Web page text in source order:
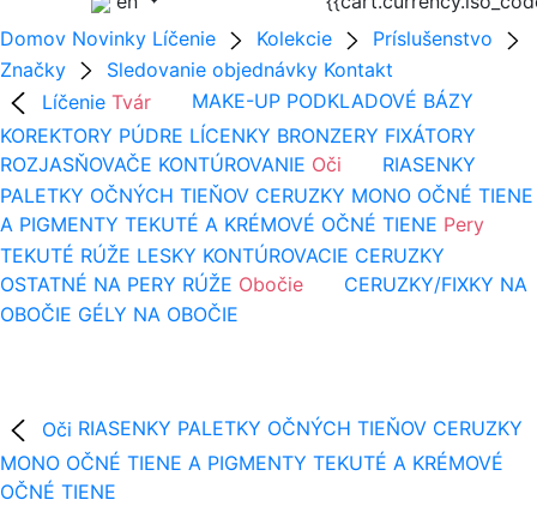
Domov Novinky Líčenie Kolekcie
Príslušenstvo
Značky
Sledovanie objednávky Kontakt
Líčenie Tvár MAKE-UP PODKLADOVÉ BÁZY
KOREKTORY PÚDRE LÍCENKY BRONZERY FIXÁTORY
ROZJASŇOVAČE KONTÚROVANIE Oči
RIASENKY
PALETKY OČNÝCH TIEŇOV CERUZKY MONO OČNÉ TIENE
A PIGMENTY TEKUTÉ A KRÉMOVÉ OČNÉ TIENE Pery
TEKUTÉ RÚŽE LESKY KONTÚROVACIE CERUZKY
OSTATNÉ NA PERY RÚŽE Obočie
CERUZKY/FIXKY NA
OBOČIE GÉLY NA OBOČIE
Oči RIASENKY PALETKY OČNÝCH TIEŇOV CERUZKY
MONO OČNÉ TIENE A PIGMENTY TEKUTÉ A KRÉMOVÉ
OČNÉ TIENE